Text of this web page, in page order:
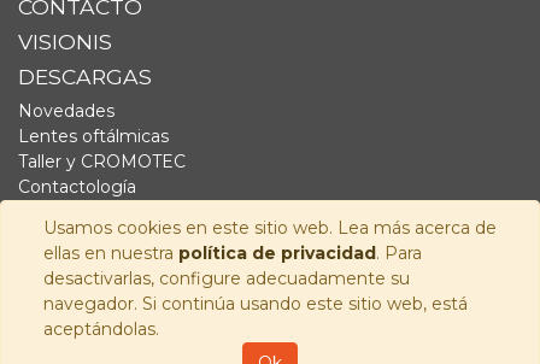
Usamos cookies en este sitio web. Lea más acerca de
ellas en nuestra política de privacidad. Para
desactivarlas, configure adecuadamente su
navegador. Si continúa usando este sitio web, está
aceptándolas.
CONTACTO
VISIONIS
DESCARGAS
Novedades
Lentes oftálmicas
Taller y CROMOTEC
Contactología
Fornitura
Audiología
SÍGUENOS
Visionis Distribución S.L.